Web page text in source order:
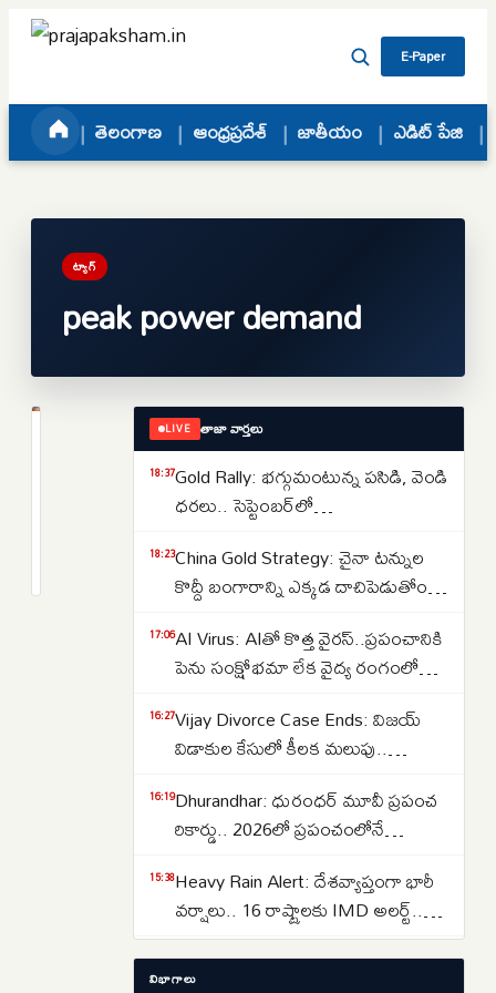
Skip to content
E-Paper
తెలంగాణ ఆంధ్రప్రదేశ్ జాతీయం ఎడిట్ పేజి
ట్యాగ్
peak power demand
LIVE తాజా వార్తలు
18:37Gold Rally: భగ్గుమంటున్న పసిడి, వెండి
ధరలు.. సెప్టెంబర్‌లో
18:23China Gold Strategy: చైనా టన్నుల
కొద్దీ బంగారాన్ని ఎక్కడ దాచిపెడుతోందో
వెనుక అసలు కథ ఇదే..
17:06AI Virus: AIతో కొత్త వైరస్‌..ప్రపంచానికి
పెను సంక్షోభమా లేక వైద్య రంగంలో
శాస్త్రవేత్తలు..
16:27Vijay Divorce Case Ends: విజయ్
విడాకుల కేసులో కీలక మలుపు..
సంగీత..కేసును కొట్టివేసిన కోర్టు
16:19Dhurandhar: ధురంధర్ మూవీ ప్రపంచ
రికార్డు.. 2026లో ప్రపంచంలోనే
చిత్రంగా హిస్టరీ క్రియేట్..
15:38Heavy Rain Alert: దేశవ్యాప్తంగా భారీ
వర్షాలు.. 16 రాష్ట్రాలకు IMD అలర్ట్..
ఒడిశా-కేరళకు రెడ్ వార్నింగ్.. దక్షిణాది
రాష్ట్రాల్లో ఉరుములతో కూడిన వానలు..
15:29Lost Important Documents? ఆధార్,
విభాగాలు